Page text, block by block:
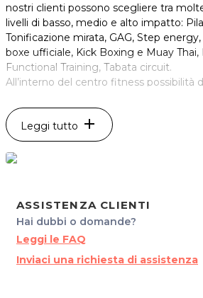
nostri clienti possono scegliere tra
livelli di basso, medio e alto impatto:
Tonificazione mirata, GAG, Step
boxe ufficiale, Kick Boxing e Muay Thai,
Functional Training, Tabata circuit.
All’interno del centro fitness possibilità
Building e Kick Boxing, Lezioni one to
abbonamento su disponibilità del nostro
Per saperne di più visita il sito:
ORARI
Sabato: 9.00 - 17.00
Domenica: 10.00 - 13.00
Leggi tutto add
ASSISTENZA CLIENTI
Hai dubbi o domande?
Leggi le FAQ
Inviaci una richiesta di assistenza